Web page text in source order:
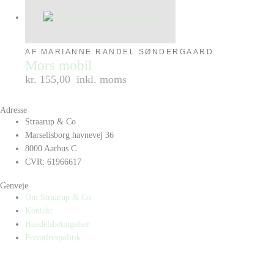
AF MARIANNE RANDEL SØNDERGAARD
Mors mobil
kr. 155,00 inkl. moms
Adresse
Straarup & Co
Marselisborg havnevej 36
8000 Aarhus C
CVR: 61966617
Genveje
Om Straarup & Co
Kontakt
Handelsbetingelser
Privatlivspolitik